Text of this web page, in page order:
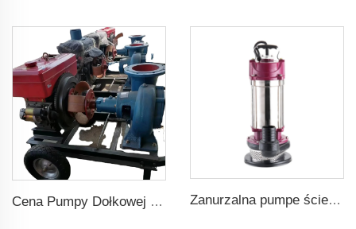
Cena Pumpy Dołkowej z Napędem Dieselowym Zanurzalna pumpe ścieków do brudnej wody